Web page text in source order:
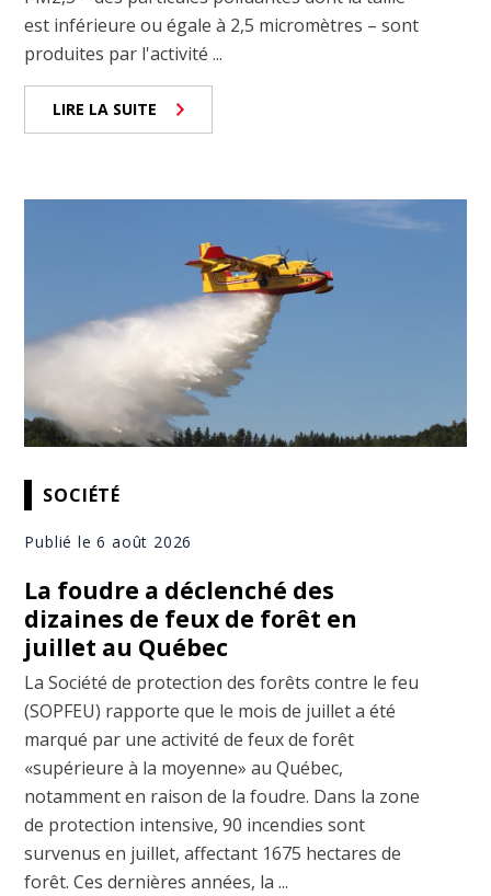
est inférieure ou égale à 2,5 micromètres – sont
produites par l'activité ...
LIRE LA SUITE
SOCIÉTÉ
Publié le 6 août 2026
La foudre a déclenché des
dizaines de feux de forêt en
juillet au Québec
La Société de protection des forêts contre le feu
(SOPFEU) rapporte que le mois de juillet a été
marqué par une activité de feux de forêt
«supérieure à la moyenne» au Québec,
notamment en raison de la foudre. Dans la zone
de protection intensive, 90 incendies sont
survenus en juillet, affectant 1675 hectares de
forêt. Ces dernières années, la ...